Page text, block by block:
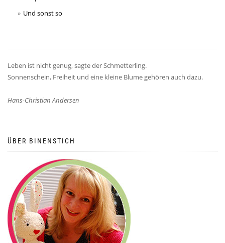
Und sonst so
Leben ist nicht genug, sagte der Schmetterling.
Sonnenschein, Freiheit und eine kleine Blume gehören auch dazu.
Hans-Christian Andersen
ÜBER BINENSTICH